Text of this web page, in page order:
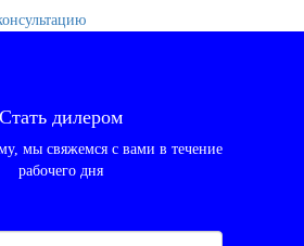
Стать дилером
мы свяжемся с вами в течение
рабочего дня